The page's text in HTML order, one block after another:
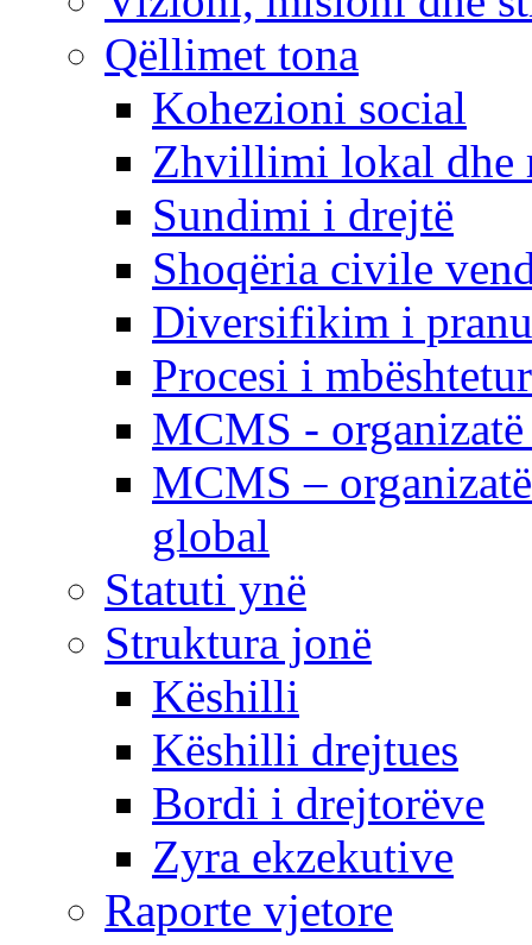
Qëllimet tona
Kohezioni social
Zhvillimi lokal dhe
Sundimi i drejtë
Shoqëria civile
Diversifikim i
Procesi i
MCMS -
MCMS –
global
Statuti ynë
Struktura jonë
Këshilli
Këshilli drejtues
Bordi i drejtorëve
Zyra ekzekutive
Raporte vjetore